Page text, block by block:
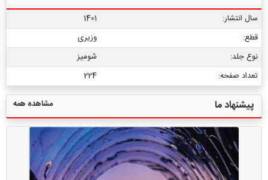
سال انتشار:
1401
قطع:
وزیری
نوع جلد:
شومیز
تعداد صفحه:
224
پیشنهاد ما مشاهده همه